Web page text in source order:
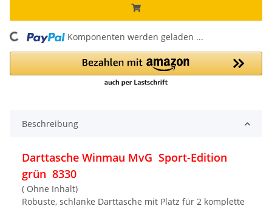
Loading... Komponenten werden geladen ...
Beschreibung
Darttasche Winmau MvG Sport-Edition
grün 8330
( Ohne Inhalt)
Robuste, schlanke Darttasche mit Platz für 2 komplette